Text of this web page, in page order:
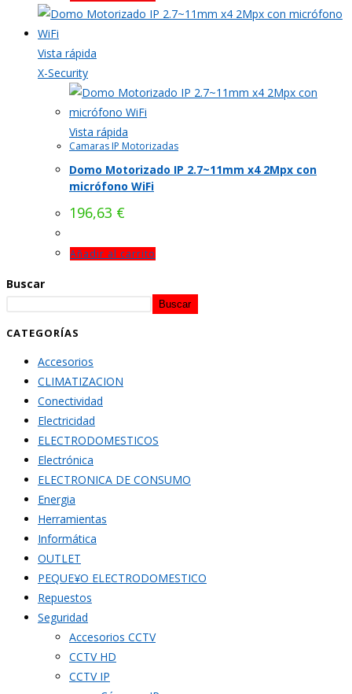
Vista rápida
X-Security
Vista rápida
Camaras IP Motorizadas
Domo Motorizado IP 2.7~11mm x4 2Mpx con
micrófono WiFi
196,63 €
Añadir al carrito
Buscar
Buscar
CATEGORÍAS
Accesorios
CLIMATIZACION
Conectividad
Electricidad
ELECTRODOMESTICOS
Electrónica
ELECTRONICA DE CONSUMO
Energia
Herramientas
Informática
OUTLET
PEQUE¥O ELECTRODOMESTICO
Repuestos
Seguridad
Accesorios CCTV
CCTV HD
CCTV IP